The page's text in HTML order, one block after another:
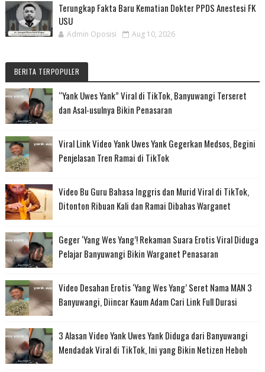
Terungkap Fakta Baru Kematian Dokter PPDS Anestesi FK
USU
Admin Oposisi Aug 10, 2026
BERITA TERPOPULER
“Yank Uwes Yank” Viral di TikTok, Banyuwangi Terseret
dan Asal-usulnya Bikin Penasaran
Viral Link Video Yank Uwes Yank Gegerkan Medsos, Begini
Penjelasan Tren Ramai di TikTok
Video Bu Guru Bahasa Inggris dan Murid Viral di TikTok,
Ditonton Ribuan Kali dan Ramai Dibahas Warganet
Geger ‘Yang Wes Yang’! Rekaman Suara Erotis Viral Diduga
Pelajar Banyuwangi Bikin Warganet Penasaran
Video Desahan Erotis ‘Yang Wes Yang’ Seret Nama MAN 3
Banyuwangi, Diincar Kaum Adam Cari Link Full Durasi
3 Alasan Video Yank Uwes Yank Diduga dari Banyuwangi
Mendadak Viral di TikTok, Ini yang Bikin Netizen Heboh